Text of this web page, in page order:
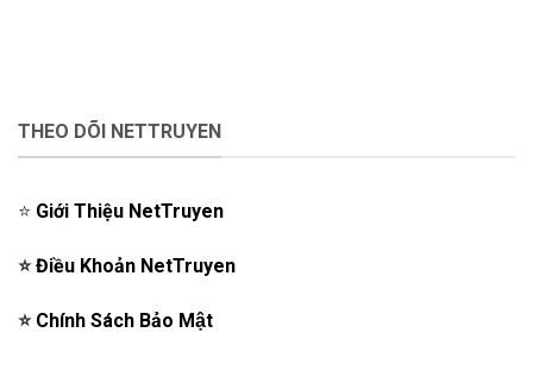
THEO DÕI NETTRUYEN
⭐️ Giới Thiệu NetTruyen
⭐️Điều Khoản NetTruyen
⭐️ Chính Sách Bảo Mật